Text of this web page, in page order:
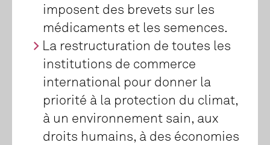
imposent des brevets sur les
médicaments et les semences.
La restructuration de toutes les
institutions de commerce
international pour donner la
priorité à la protection du climat,
à un environnement sain, aux
droits humains, à des économies